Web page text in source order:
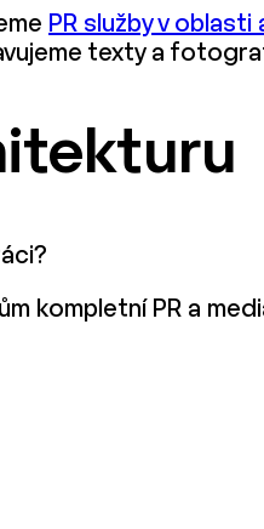
PR služby v
texty a
kompletní PR a